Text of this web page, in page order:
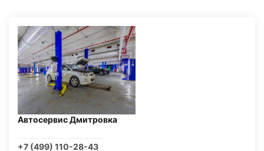
Автосервис Дмитровка
+7 (499) 110-28-43